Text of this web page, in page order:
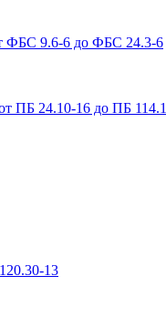
ФБС 9.6-6 до ФБС 24.3-6
ПБ 24.10-16 до ПБ
13